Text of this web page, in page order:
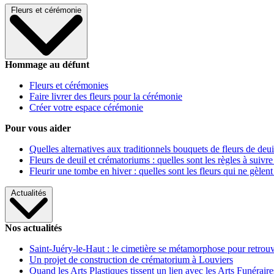
Fleurs et cérémonie
Hommage au défunt
Fleurs et cérémonies
Faire livrer des fleurs pour la cérémonie
Créer votre espace cérémonie
Pour vous aider
Quelles alternatives aux traditionnels bouquets de fleurs de
Fleurs de deuil et crématoriums : quelles sont les règles à
Fleurir une tombe en hiver : quelles sont les fleurs qui ne gèlent
Actualités
Nos actualités
Saint-Juéry-le-Haut : le cimetière se métamorphose pour
Un projet de construction de crématorium à Louviers
Quand les Arts Plastiques tissent un lien avec les Arts